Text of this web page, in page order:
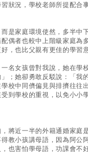
狀況，學校老師所提配合
是家庭環境使然，多半中
偶者也較中上階級家庭為
，也比父親有更佳的學習意
名女孩曾對我說，她在學
；她卻勇敢反駁說：「我
校中同儕偏見與排擠往往
到學校的重視，以免小小
將近一半的外籍通婚家庭
教小孩講母語，因為阿公
也害怕學母語，功課會不